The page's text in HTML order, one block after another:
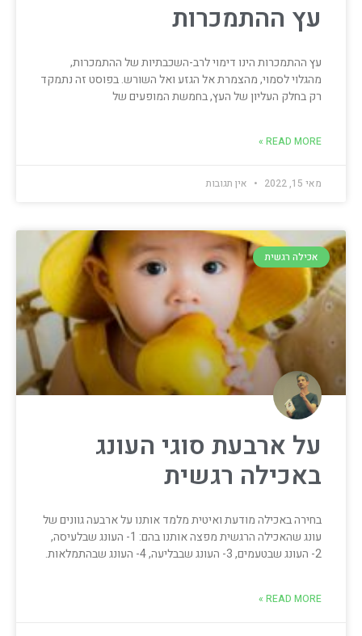
עץ ההתמכרות
עץ ההתמכרות הינו דימוי לרב-השכבתיות של ההתמכרות,
מהגלוי לסמוי, מהצמרת אל הגזע ואל השורש. בפוסט זה נתמקד
רק בחלק העליון של העץ, בחמשת המופעים של
READ MORE »
מאי 15, 2022 אין תגובות
אכילה רגשית
על ארבעת סוגי העונג
באכילה רגשית
בחירה באכילה מודעת ואיטית מלמד אותנו על ארבעה גוונים של
עונג שהאכילה הרגשית מפצה אותנו בהם: 1- העונג שבלעיסה,
2- העונג שבטעמים, 3- העונג שבבליעה, 4- העונג שבהתמלאות.
READ MORE »